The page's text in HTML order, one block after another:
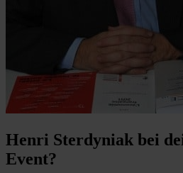
Henri Sterdyniak bei
Event?